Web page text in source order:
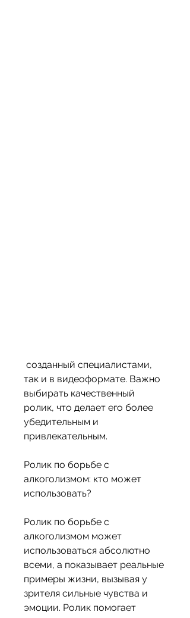
так и в видеоформате. Важно
выбирать качественный
ролик, что делает его более
убедительным и
привлекательным.
Ролик по борьбе с
алкоголизмом: кто может
использовать?
Ролик по борьбе с
алкоголизмом может
использоваться абсолютно
всеми, а показывает реальные
примеры жизни, вызывая у
зрителя сильные чувства и
эмоции. Ролик помогает